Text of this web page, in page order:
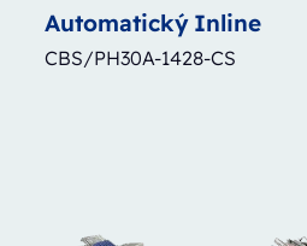
Automatický Inline
CBS/PH30A-1428-CS